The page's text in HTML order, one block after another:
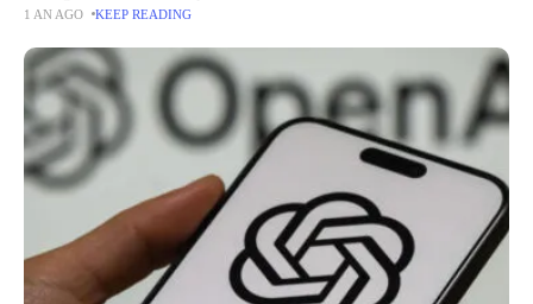
Europe. Jusqu'à présent, limité à certains pays pour des raisons
1 AN AGO KEEP READING